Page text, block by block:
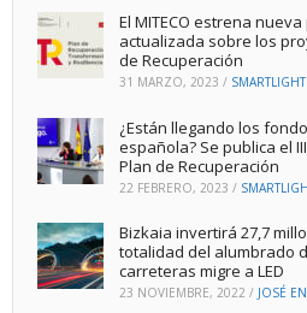
El MITECO estrena
actualizada sobre los
de Recuperación
31 MARZO, 2023 /
¿Están llegando los
española? Se publica el
Plan de Recuperación
22 FEBRERO, 2023 /
Bizkaia invertirá 27,7
totalidad del alumbrado
carreteras migre a LED
23 NOVIEMBRE, 2022 / JOSÉ